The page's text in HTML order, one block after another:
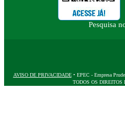
Pesquisa
AVISO DE PRIVACIDADE• EPEC - Empresa
TODOS OS DIREITOS